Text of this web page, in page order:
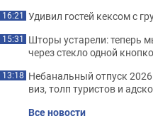
16:21 Удивил гостей кексом с
15:31 Шторы устарели: теперь
через стекло одной
13:18 Небанальный отпуск
виз, толп туристов и
Все новости